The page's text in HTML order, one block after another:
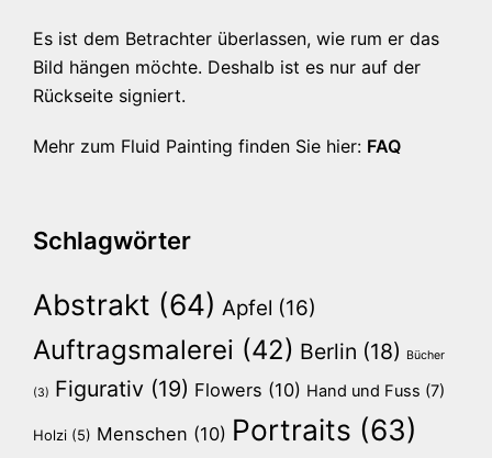
Es ist dem Betrachter überlassen, wie rum er das
Bild hängen möchte. Deshalb ist es nur auf der
Rückseite signiert.
Mehr zum Fluid Painting finden Sie hier: FAQ
Schlagwörter
Abstrakt (64) Apfel (16)
Auftragsmalerei (42) Berlin (18) Bücher
(3) Figurativ (19) Flowers (10) Hand und Fuss (7)
Holzi (5) Menschen (10) Portraits (63)